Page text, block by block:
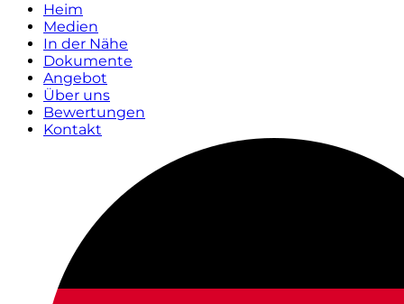
Heim
Medien
In der Nähe
Dokumente
Angebot
Über uns
Bewertungen
Kontakt